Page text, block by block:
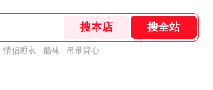
情侣睡衣 船袜 吊带背心